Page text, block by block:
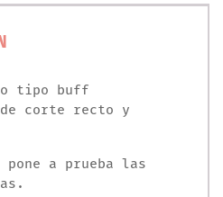
tipo buff
corte recto y
pone a prueba las